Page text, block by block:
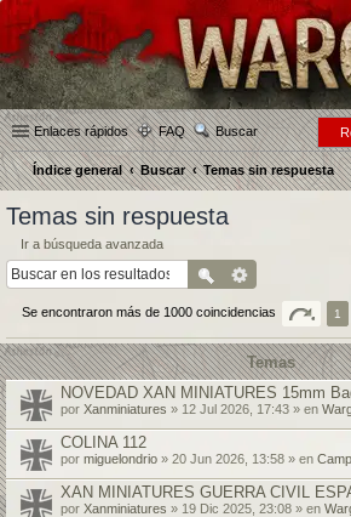
Enlaces rápidos FAQ Buscar
Índice general Buscar
Temas sin respuesta
Temas sin respuesta
Ir a búsqueda avanzada
Se encontraron más de 1000 coincidencias 1
Temas
NOVEDAD XAN MINIATURES 15mm
por Xanminiatures » 12 Jul 2026, 17:43 » en
COLINA 112
por miguelondrio » 20 Jun 2026, 13:58 » en
XAN MINIATURES GUERRA CIVIL
por Xanminiatures » 19 Dic 2025, 23:08 » en